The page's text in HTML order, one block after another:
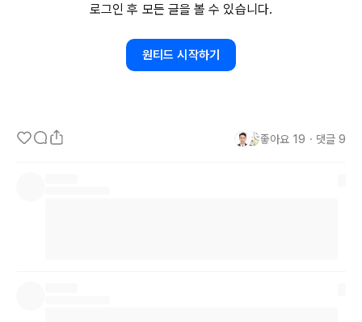
로그인 후 모든 글을 볼 수 있습니다.
원티드 시작하기
좋아요 19 ・ 댓글 9